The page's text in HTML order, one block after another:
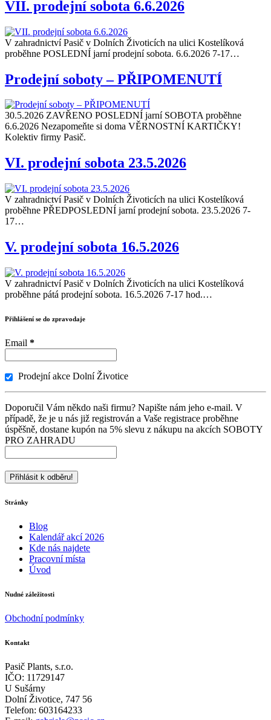
VII. prodejní sobota 6.6.2026
V zahradnictví Pasič v Dolních Životicích na ulici Kostelíková
proběhne POSLEDNÍ jarní prodejní sobota. 6.6.2026 7-17…
Prodejní soboty – PŘIPOMENUTÍ
30.5.2026 ZAVŘENO POSLEDNÍ jarní SOBOTA proběhne
6.6.2026 Nezapomeňte si doma VĚRNOSTNÍ KARTIČKY!
Kolektiv firmy Pasič.
VI. prodejní sobota 23.5.2026
V zahradnictví Pasič v Dolních Životicích na ulici Kostelíková
proběhne PŘEDPOSLEDNÍ jarní prodejní sobota. 23.5.2026 7-
17…
V. prodejní sobota 16.5.2026
V zahradnictví Pasič v Dolních Životicích na ulici Kostelíková
proběhne pátá prodejní sobota. 16.5.2026 7-17 hod.…
Přihlášení se do zpravodaje
Email *
Prodejní akce Dolní Životice
Doporučil Vám někdo naši firmu? Napište nám jeho e-mail. V
případě, že je u nás již registrován a Vaše registrace proběhne
úspěšně, dostane kupón na 5% slevu z nákupu na akcích SOBOTY
PRO ZAHRADU
Stránky
Blog
Kalendář akcí 2026
Kde nás najdete
Pracovní místa
Úvod
Nudné záležitosti
Obchodní podmínky
Kontakt
Pasič Plants, s.r.o.
IČO: 11729147
U Sušárny
Dolní Životice, 747 56
Telefon: 603164233